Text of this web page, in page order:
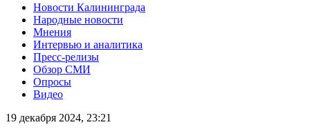
Новости Калининграда
Народные новости
Мнения
Интервью и аналитика
Пресс-релизы
Обзор СМИ
Опросы
Видео
19 декабря 2024, 23:21